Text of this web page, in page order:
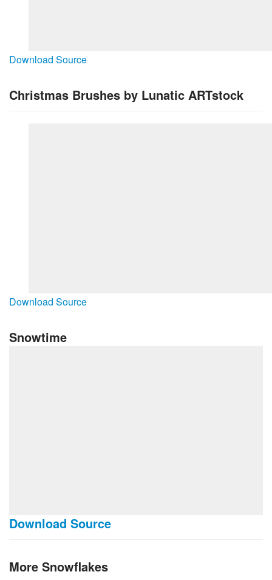
Download Source
Christmas Brushes by Lunatic ARTstock
Download Source
Snowtime
Download Source
More Snowflakes